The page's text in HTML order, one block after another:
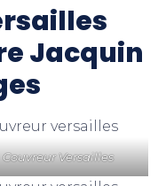
Jacquin
Couvreur Versailles